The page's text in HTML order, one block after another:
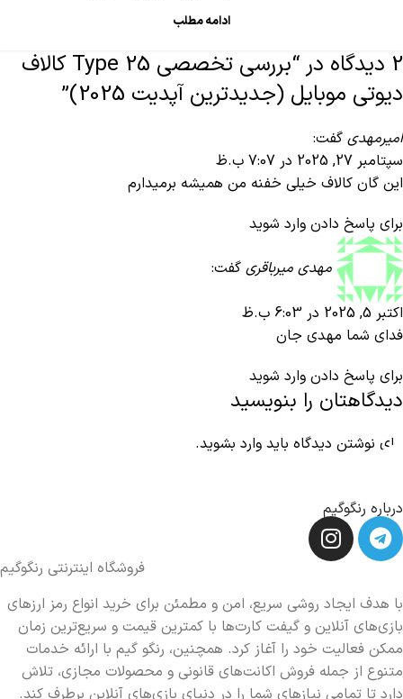
ادامه مطلب
2 دیدگاه در “
بررسی تخصصی Type 25 کالاف
دیوتی موبایل (جدیدترین آپدیت 2025)
”
امیرمهدی گفت:
سپتامبر 27, 2025 در 7:07 ب.ظ
این گان کالاف خیلی خفنه من همیشه برمیدارم
برای پاسخ دادن وارد شوید
مهدی میرباقری گفت:
اکتبر 5, 2025 در 6:03 ب.ظ
فدای شما مهدی جان
برای پاسخ دادن وارد شوید
دیدگاهتان را بنویسید
برای نوشتن دیدگاه باید وارد بشوید.
درباره رنگوگیم
فروشگاه اینترنتی رنگوگیم
با هدف ایجاد روشی سریع، امن و مطمئن برای خرید انواع رمز ارزهای
بازی‌های آنلاین و گیفت کارت‌ها با کمترین قیمت و سریع‌ترین زمان
ممکن فعالیت خود را آغاز کرد. همچنین، رنگو گیم با ارائه خدمات
متنوع از جمله فروش اکانت‌های قانونی و محصولات مجازی، تلاش
دارد تا تمامی نیازهای شما را در دنیای بازی‌های آنلاین برطرف کند.